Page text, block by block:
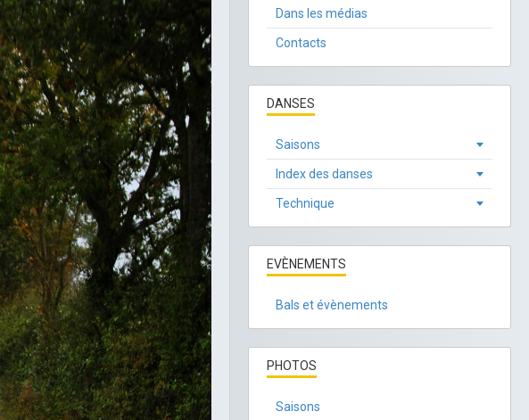
Dans les médias
Contacts
DANSES
Saisons
Index des danses
Technique
EVÈNEMENTS
Bals et évènements
PHOTOS
Saisons